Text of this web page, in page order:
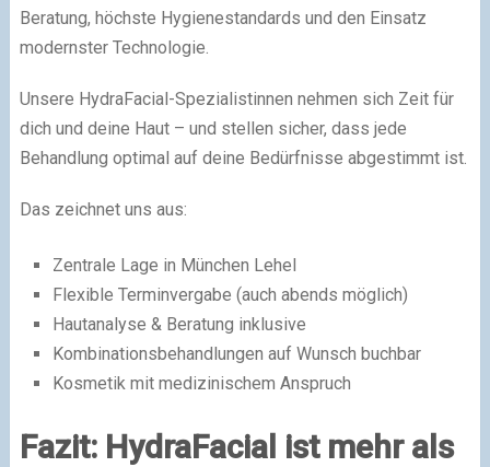
Beratung, höchste Hygienestandards und den Einsatz
modernster Technologie.
Unsere HydraFacial-Spezialistinnen nehmen sich Zeit für
dich und deine Haut – und stellen sicher, dass jede
Behandlung optimal auf deine Bedürfnisse abgestimmt ist.
Das zeichnet uns aus:
Zentrale Lage in München Lehel
Flexible Terminvergabe (auch abends möglich)
Hautanalyse & Beratung inklusive
Kombinationsbehandlungen auf Wunsch buchbar
Kosmetik mit medizinischem Anspruch
Fazit: HydraFacial ist mehr als